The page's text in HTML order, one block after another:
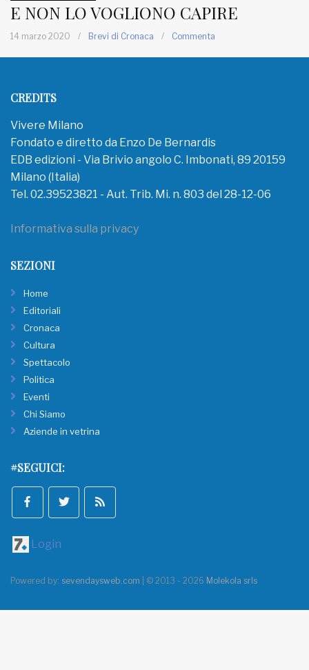
E NON LO VOGLIONO CAPIRE
14 marzo 2020 / Brevi di Cronaca / Commenta
CREDITS
Vivere Milano
Fondato e diretto da Enzo De Bernardis
EDB edizioni - Via Brivio angolo C. Imbonati, 89 20159
Milano (Italia)
Tel. 02.39523821 - Aut. Trib. Mi. n. 803 del 28-12-06
Informativa sulla privacy
SEZIONI
Home
Editoriali
Cronaca
Cultura
Spettacolo
Politica
Eventi
Chi Siamo
Aziende in vetrina
#SEGUICI:
Login
Powered by: sevendaysweb.com | © 2013 - 2026 Molekola srls